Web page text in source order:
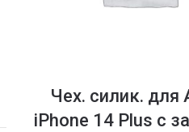
Чех. силик. для
iPhone 14 Plus с